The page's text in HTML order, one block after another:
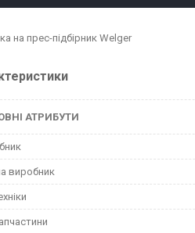
на прес-підбірник Welger
АТРИБУТИ
виробник